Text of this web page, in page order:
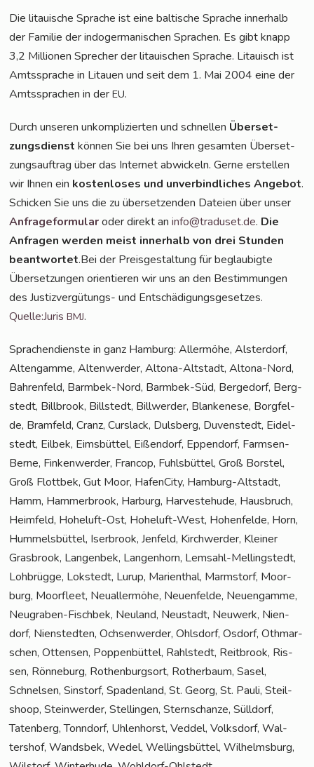
Die litaui­sche Spra­che ist eine bal­ti­sche Spra­che inner­halb
der Fami­lie der indo­ger­ma­ni­schen Spra­chen. Es gibt knapp
3,2 Mil­lio­nen Spre­cher der litaui­schen Spra­che. Litau­isch ist
Amts­spra­che in Litau­en und seit dem 1. Mai 2004 eine der
Amts­spra­chen in derEU.
Durch unse­ren unkom­pli­zier­ten und schnel­len Über­set­
zungs­dienst kön­nen Sie bei uns Ihren gesam­ten Über­set­
zungs­auf­trag über das Inter­net abwi­ckeln. Ger­ne erstel­len
wir Ihnen ein kos­ten­lo­ses und unver­bind­li­ches Ange­bot.
Schi­cken Sie uns die zu über­set­zen­den Datei­en über unser
Anfra­ge­for­mu­laroder direkt aninfo@traduset.de. Die
Anfra­gen wer­den meist inner­halb von drei Stun­den
beant­wor­tet.Bei der Preis­ge­stal­tung für beglau­big­te
Über­set­zun­gen ori­en­tie­ren wir uns an den Bestim­mun­gen
des Jus­tiz­ver­gü­tungs- und Ent­schä­di­gungs­ge­set­zes.
Quelle:JurisBMJ.
Spra­chen­diens­te in ganz Ham­burg: Aller­mö­he, Als­ter­dorf,
Alten­gam­me, Alten­wer­der, Alto­na-Alt­stadt, Alto­na-Nord,
Bah­ren­feld, Barm­bek-Nord, Barm­bek-Süd, Ber­ge­dorf, Berg­
stedt, Bill­brook, Bill­stedt, Bill­wer­der, Blan­ke­ne­se, Borg­fel­
de, Bramfeld, Cranz, Curs­lack, Duls­berg, Duven­stedt, Eidel­
stedt, Eil­bek, Eims­büt­tel, Eißen­dorf, Eppen­dorf, Farm­sen-
Ber­ne, Fin­ken­wer­der, Fran­cop, Fuhls­büt­tel, Groß Bors­tel,
Groß Flott­bek, Gut Moor, Hafen­Ci­ty, Ham­burg-Alt­stadt,
Hamm, Ham­mer­brook, Har­burg, Har­ve­ste­hu­de, Haus­bruch,
Heim­feld, Hohe­luft-Ost, Hohe­luft-West, Hohen­fel­de, Horn,
Hum­mels­büt­tel, Iser­brook, Jen­feld, Kirch­wer­der, Klei­ner
Gras­brook, Lan­gen­bek, Lan­gen­horn, Lem­sahl-Mel­ling­s­tedt,
Loh­brüg­ge, Lok­stedt, Lurup, Mari­en­thal, Marmstorf, Moor­
burg, Moor­fleet, Neu­al­ler­mö­he, Neu­en­fel­de, Neu­en­gam­me,
Neu­gra­ben-Fisch­bek, Neu­land, Neu­stadt, Neu­werk, Nien­
dorf, Nien­sted­ten, Och­sen­wer­der, Ohls­dorf, Osdorf, Oth­mar­
schen, Otten­sen, Pop­pen­büt­tel, Rahl­stedt, Reit­brook, Ris­
sen, Rön­ne­burg, Rothen­burg­sort, Rother­baum, Sasel,
Schnel­sen, Sinstorf, Spa­den­land, St. Georg, St. Pau­li, Steil­
shoop, Stein­wer­der, Stel­lin­gen, Stern­schan­ze, Süll­dorf,
Taten­berg, Tonn­dorf, Uhlen­horst, Ved­del, Volks­dorf, Wal­
ters­hof, Wands­bek, Wedel, Wel­lings­büt­tel, Wil­helms­burg,